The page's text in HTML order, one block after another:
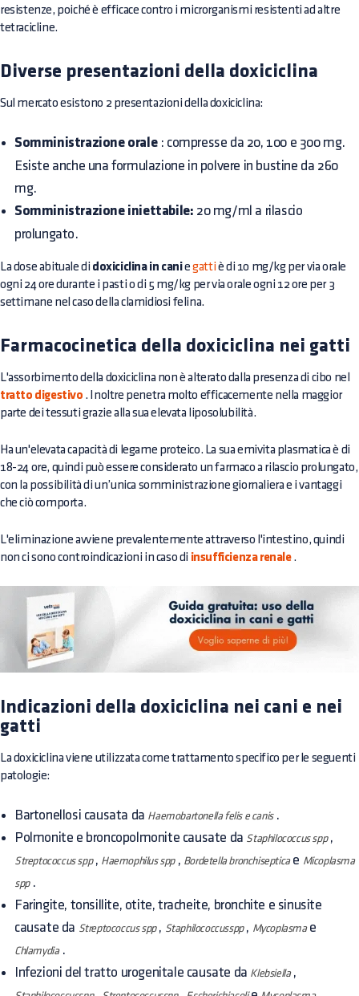
resistenze, poiché è efficace contro i microrganismi resistenti ad altre
tetracicline.
Diverse presentazioni della doxiciclina
Sul mercato esistono 2 presentazioni della doxiciclina:
Somministrazione orale: compresse da 20, 100 e 300 mg.
Esiste anche una formulazione in polvere in bustine da 260
mg.
Somministrazione iniettabile: 20 mg/ml a rilascio
prolungato.
La dose abituale di doxiciclina in caniegatti è di 10 mg/kg per via orale
ogni 24 ore durante i pasti o di 5 mg/kg per via orale ogni 12 ore per 3
settimane nel caso della clamidiosi felina.
Farmacocinetica della doxiciclina nei gatti
L'assorbimento della doxiciclina non è alterato dalla presenza di cibo nel
tratto digestivo . Inoltre penetra molto efficacemente nella maggior
parte dei tessuti grazie alla sua elevata liposolubilità.
Ha un'elevata capacità di legame proteico. La sua emivita plasmatica è di
18-24 ore, quindi può essere considerato un farmaco a rilascio prolungato,
con la possibilità di un’unica somministrazione giornaliera e i vantaggi
che ciò comporta.
L'eliminazione avviene prevalentemente attraverso l'intestino, quindi
non ci sono controindicazioni in caso di insufficienza renale.
Indicazioni della doxiciclina nei cani e nei
gatti
La doxiciclina viene utilizzata come trattamento specifico per le seguenti
patologie:
Bartonellosi causata da Haemobartonella felis e canis.
Polmonite e broncopolmonite causate da Staphilococcus spp,
Streptococcus spp, Haemophilus spp, Bordetella bronchisepticae Micoplasma
spp.
Faringite, tonsillite, otite, tracheite, bronchite e sinusite
causate da Streptococcus spp, Staphilococcusspp, Mycoplasmae
Chlamydia.
Infezioni del tratto urogenitale causate da Klebsiella,